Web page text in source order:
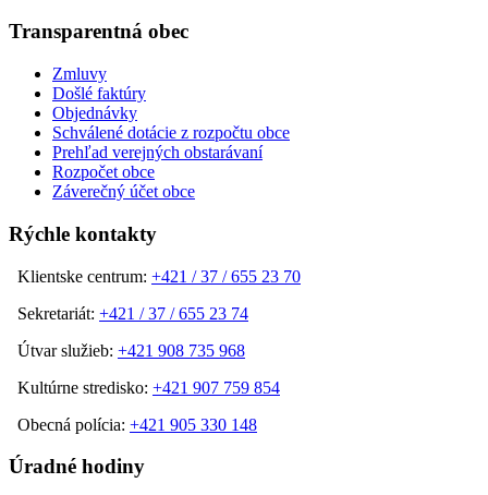
Transparentná obec
Zmluvy
Došlé faktúry
Objednávky
Schválené dotácie z rozpočtu obce
Prehľad verejných obstarávaní
Rozpočet obce
Záverečný účet obce
Rýchle kontakty
Klientske centrum: +421 / 37 / 655 23 70
Sekretariát: +421 / 37 / 655 23 74
Útvar služieb: +421 908 735 968
Kultúrne stredisko: +421 907 759 854
Obecná polícia: +421 905 330 148
Úradné hodiny